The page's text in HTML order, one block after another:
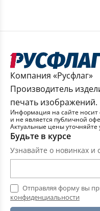
Компания «Русфлаг»
Производитель
печать изображений.
Информация на сайте носит
и не является публичной
Актуальные цены
Будьте в курсе
Узнавайте о новинках и
Отправляя форму вы
конфиденциальности